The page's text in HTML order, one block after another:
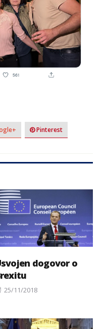
Pinterest
dogovor o
Posted
25/11/2018